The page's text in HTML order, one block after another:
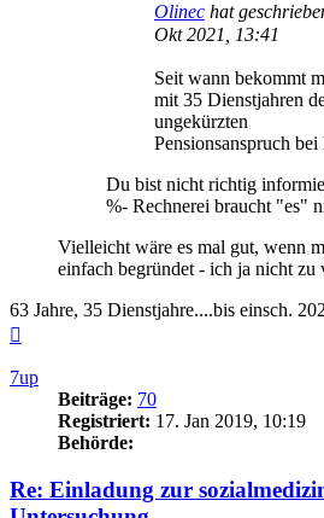
Olinec hat
Okt 2021, 13:41
Seit wann bekommt
mit 35 Dienstjahren
ungekürzten
Pensionsanspruch
Du bist nicht richtig
%- Rechnerei braucht "es"
Vielleicht wäre es mal gut, wenn
einfach begründet - ich ja nicht
63 Jahre, 35 Dienstjahre....bis einsch.
7up
Beiträge: 70
Registriert: 17. Jan 2019, 10:19
Behörde:
Re: Einladung zur